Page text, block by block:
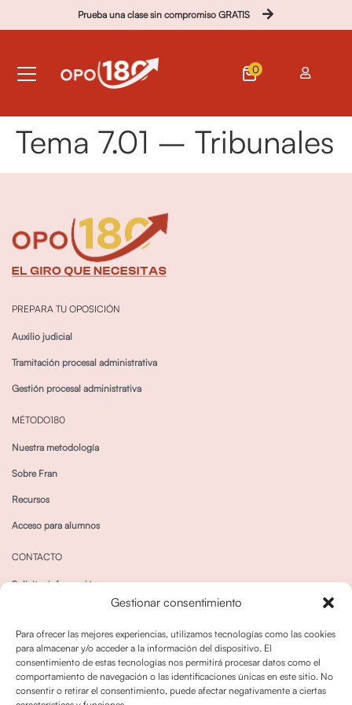
Gestionar consentimiento
Para ofrecer las mejores experiencias, utilizamos tecnologías como las cookies
para almacenar y/o acceder a la información del dispositivo. El
consentimiento de estas tecnologías nos permitirá procesar datos como el
comportamiento de navegación o las identificaciones únicas en este sitio. No
consentir o retirar el consentimiento, puede afectar negativamente a ciertas
Prueba una clase sin compromiso GRATIS
0
Tema 7.01 – Tribunales
PREPARA TU OPOSICIÓN
Auxilio judicial
Tramitación procesal administrativa
Gestión procesal administrativa
MÉTODO180
Nuestra metodología
Sobre Fran
Recursos
Acceso para alumnos
CONTACTO
Solicitar información